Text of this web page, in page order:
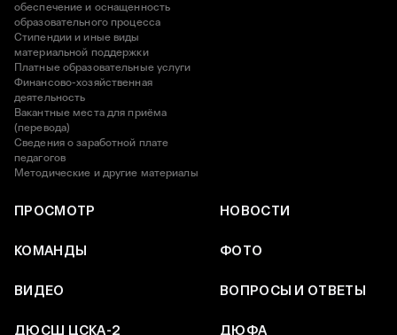
обеспечение и оснащенность
образовательного процесса
Стипендии и иные виды
материальной поддержки
Платные образовательные услуги
Финансово-хозяйственная
деятельность
Вакантные места для приёма
(перевода)
Сведения о заработной плате
педагогов
Методические и другие материалы
ПРОСМОТР НОВОСТИ
КОМАНДЫ ФОТО
ВИДЕО ВОПРОСЫ И ОТВЕТЫ
ДЮСШ ЦСКА-2 ДЮФА